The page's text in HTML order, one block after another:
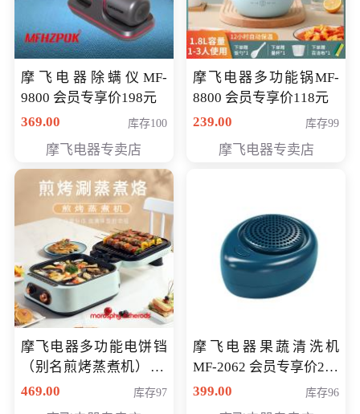
摩飞电器除螨仪MF-
9800 会员专享价198元
369.00
库存100
摩飞电器专卖店
摩飞电器多功能锅MF-
8800 会员专享价118元
239.00
库存99
摩飞电器专卖店
摩飞电器多功能电饼铛
（别名煎烤蒸煮机） 型
号MF-8888B 会员专享
469.00 库存97
摩飞电器果蔬清洗机
MF-2062 会员专享价268
元
399.00 库存96